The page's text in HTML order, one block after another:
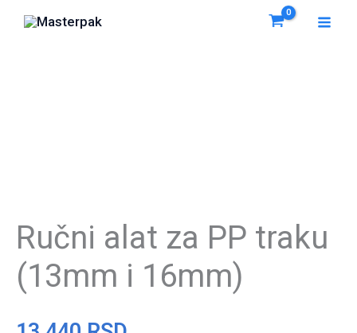
Pređi
Ručni alat za PP traku
(13mm i 16mm)